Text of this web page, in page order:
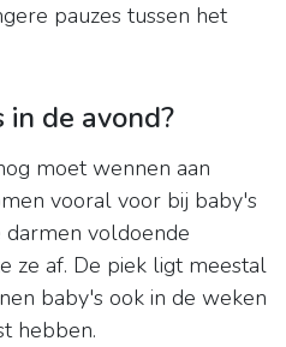
pauzes tussen het
de avond?
moet wennen aan
vooral voor bij baby's
darmen voldoende
ze af. De piek ligt meestal
baby's ook in de weken
hebben.